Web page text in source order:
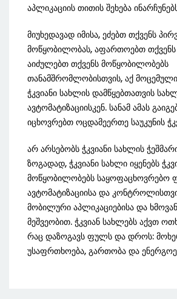
აპლიკაციის თითის შეხება
მიუხედავად იმისა, ეძებთ თქვენს
მოწყობილობას, აფართოებთ თქვენს
აიძულებთ თქვენს მოწყობილობებს
თანამშრომლობისთვის, აქ
ჭკვიანი სახლის დამწყებთათვის
ავტომატიზაციისკენ. სანამ ამას
იცხოვრებთ ოცდამეერთე საუკუნის
არ არსებობს ჭკვიანი სახლის
ზოგადად, ჭკვიანი სახლი იყენებს
მოწყობილობებს საყოფაცხოვრებო
ავტომატიზაციისა და
მობილური აპლიკაციებისა და
მეშვეობით. ჭკვიან სახლებს აქვთ
რაც დაზოგავს ფულს და დროს:
უსაფრთხოება, გართობა და